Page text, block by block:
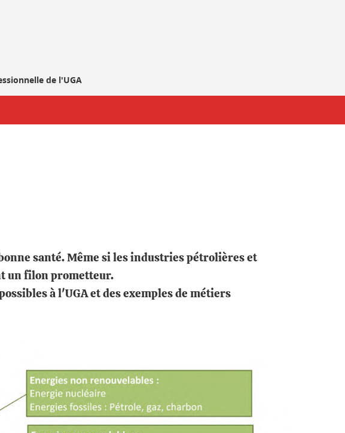
de l'UGA
santé. Même si les industries pétrolières et
un filon prometteur.
à l'UGA et des exemples de métiers